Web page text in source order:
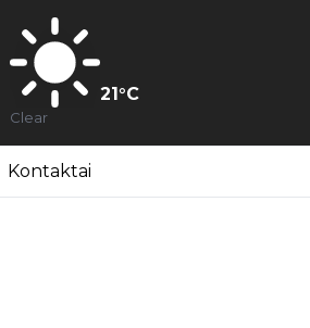
21°C
Clear
Kontaktai